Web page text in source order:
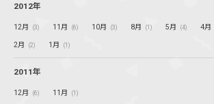
2012年
12月 (3) 11月 (6) 10月 (3) 8月 (1) 5月 (4) 4月
2月 (2) 1月 (1)
2011年
12月 (6) 11月 (1)